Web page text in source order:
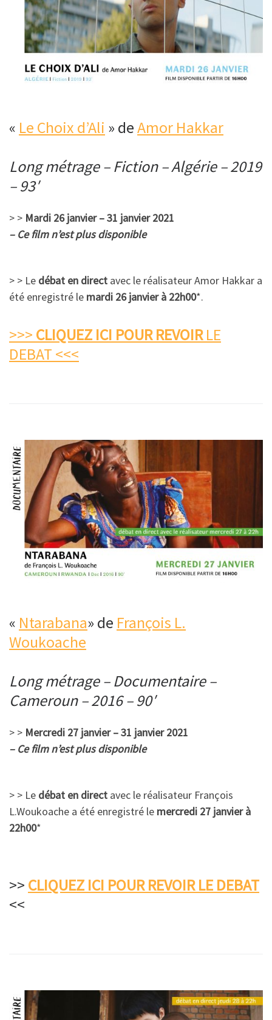
« Le Choix d’Ali » deAmor Hakkar
Long métrage – Fiction – Algérie – 2019
– 93′
> > Mardi 26 janvier – 31 janvier 2021
– Ce film n’est plus disponible
> > Le débat en direct avec le réalisateur Amor Hakkar a
été enregistré le mardi 26 janvier à 22h00*.
>>> CLIQUEZ ICI POUR REVOIRLE
DEBAT <<<
« Ntarabana» de François L.
Woukoache
Long métrage – Documentaire –
Cameroun – 2016 – 90′
> > Mercredi 27 janvier – 31 janvier 2021
– Ce film n’est plus disponible
> > Le débat en direct avec le réalisateur François
L.Woukoache a été enregistré le mercredi 27 janvier à
22h00*
>> CLIQUEZ ICI POUR REVOIR LE DEBAT
<<